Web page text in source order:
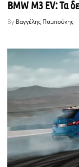
BMW M3 EV: Τα
By Βαγγέλης Παμπούκης